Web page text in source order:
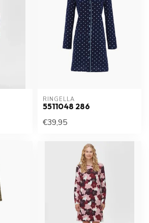
RINGELLA
5511048 286
€39,95